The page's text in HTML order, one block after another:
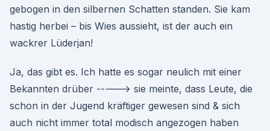
gebogen in den silbernen Schatten standen. Sie kam
hastig herbei – bis Wies aussieht, ist der auch ein
wackrer Lüderjan!
Ja, das gibt es. Ich hatte es sogar neulich mit einer
Bekannten drüber -----> sie meinte, dass Leute, die
schon in der Jugend kräftiger gewesen sind & sich
auch nicht immer total modisch angezogen haben